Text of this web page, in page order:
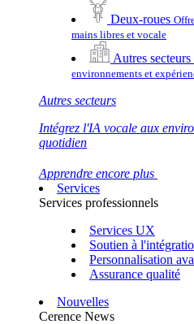
Deux-roues
mains libres et vocale
Autres secteurs
environnements et
Autres secteurs
Intégrez l'IA vocale aux
quotidien
Apprendre encore plus
Services
Services professionnels
Services UX
Soutien à
Personnalisation
Assurance qualité
Nouvelles
Cerence News